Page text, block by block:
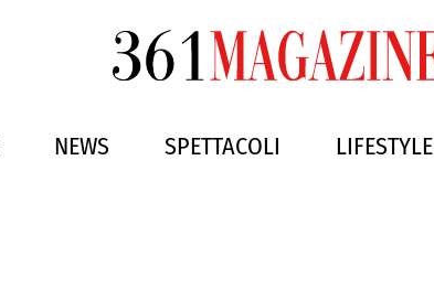
NEWS SPETTACOLI LIFESTYLE